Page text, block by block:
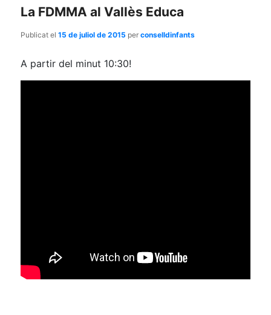
principal
secundari
La FDMMA al Vallès Educa
Publicat el15 de juliol de 2015 perconselldinfants
A partir del minut 10:30!